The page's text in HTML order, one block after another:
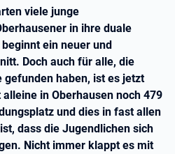
viele junge
in ihre duale
ein neuer und
Doch auch für alle, die
gefunden haben, ist es jetzt
in Oberhausen noch 479
und dies in fast allen
dass die Jugendlichen sich
Nicht immer klappt es mit